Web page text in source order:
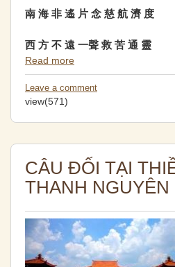
南 海 非 遙 片 念 慈 航 濟 度
西 方 不 遠 一聲 救 苦 通 靈
Read more
Leave a comment
view(571)
CÂU ĐỐI TẠI
THANH NGUYÊN